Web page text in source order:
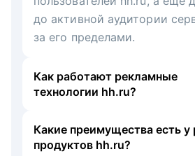
до активной аудитории
за его пределами.
Как работают рекламные
технологии hh.ru?
Какие преимущества есть
продуктов hh.ru?